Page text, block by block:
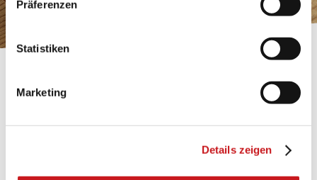
Impressum.
Präferenzen
Statistiken
Marketing
Details zeigen
bekleben, bemalen, falten... und für viele